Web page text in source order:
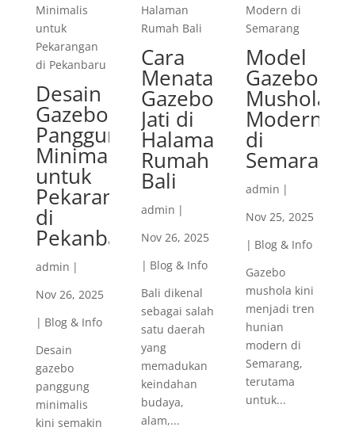
Desain
Gazebo
Panggung
Minimalis
untuk
Pekarangan
di
Pekanbaru
admin |
Nov 26, 2025
| Blog & Info
Desain
gazebo
panggung
minimalis
kini semakin
Cara
Menata
Gazebo
Jati di
Halaman
Rumah
Bali
admin |
Nov 26, 2025
| Blog & Info
Bali dikenal
sebagai salah
satu daerah
yang
memadukan
keindahan
budaya,
alam,...
Model
Gazebo
Mushola
Modern
di
Semarang
admin |
Nov 25, 2025
| Blog & Info
Gazebo
mushola kini
menjadi tren
hunian
modern di
Semarang,
terutama
untuk...